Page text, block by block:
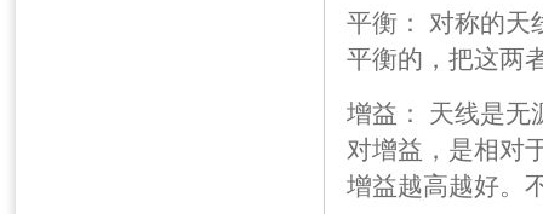
平衡： 对称的天
平衡的，把这两
增益： 天线是无
对增益，是相对
增益越高越好。